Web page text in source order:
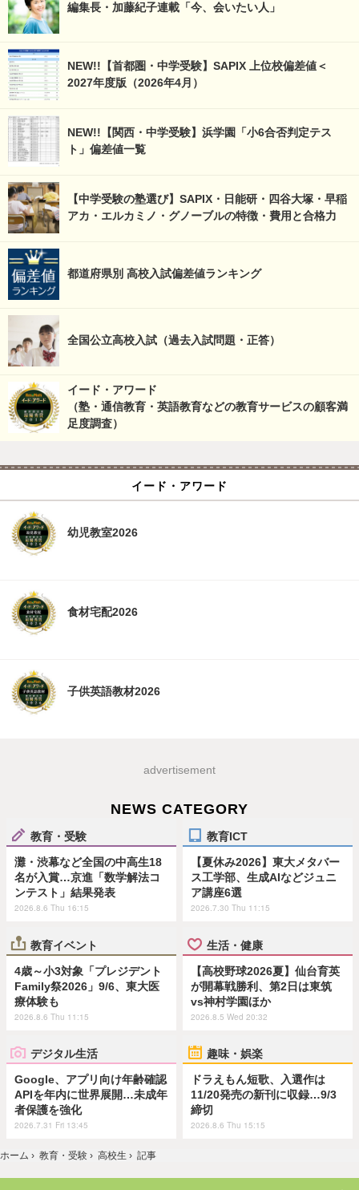
編集長・加藤紀子連載「今、会いたい人」
NEW!!【首都圏・中学受験】SAPIX 上位校偏差値＜
2027年度版（2026年4月）
NEW!!【関西・中学受験】浜学園「小6合否判定テス
ト」偏差値一覧
【中学受験の塾選び】SAPIX・日能研・四谷大塚・早稲
アカ・エルカミノ・グノーブルの特徴・費用と合格力
都道府県別 高校入試偏差値ランキング
全国公立高校入試（過去入試問題・正答）
イード・アワード
（塾・通信教育・英語教育などの教育サービスの顧客満
足度調査）
イード・アワード
幼児教室2026
食材宅配2026
子供英語教材2026
advertisement
NEWS CATEGORY
教育・受験
灘・渋幕など全国の中高生18
名が入賞…京進「数学解法コ
ンテスト」結果発表
2026.8.6 Thu 16:15
教育ICT
【夏休み2026】東大メタバー
ス工学部、生成AIなどジュニ
ア講座6選
2026.7.30 Thu 11:15
教育イベント
4歳～小3対象「プレジデント
Family祭2026」9/6、東大医
療体験も
2026.8.6 Thu 11:15
生活・健康
【高校野球2026夏】仙台育英
が開幕戦勝利、第2日は東筑
vs神村学園ほか
2026.8.5 Wed 20:32
デジタル生活
Google、アプリ向け年齢確認
APIを年内に世界展開…未成年
者保護を強化
2026.7.31 Fri 13:45
趣味・娯楽
ドラえもん短歌、入選作は
11/20発売の新刊に収録…9/3
締切
2026.8.6 Thu 15:15
ホーム › 教育・受験 › 高校生 › 記事